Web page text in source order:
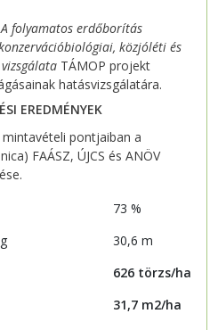
folyamatos erdőborítás
közjóléti és
TÁMOP projekt
hatásvizsgálatára.
EREDMÉNYEK
pontjaiban a
FAÁSZ, ÚJCS és ANÖV
73 %
30,6 m
626 törzs/ha
31,7 m2/ha